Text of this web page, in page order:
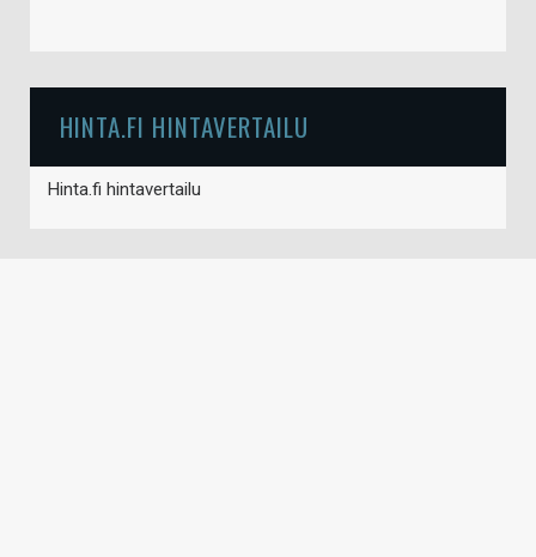
HINTA.FI HINTAVERTAILU
Hinta.fi hintavertailu